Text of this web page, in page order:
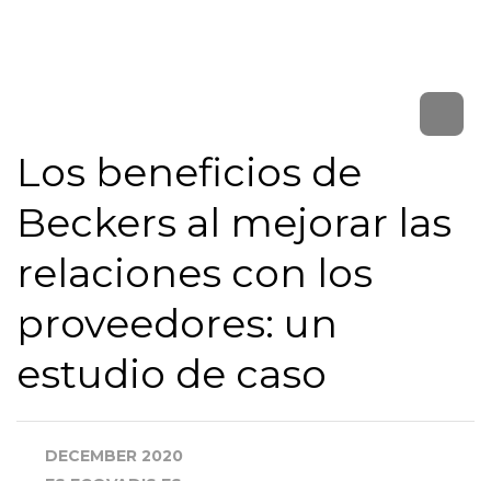
Los beneficios de
Beckers al mejorar las
relaciones con los
proveedores: un
estudio de caso
DECEMBER 2020